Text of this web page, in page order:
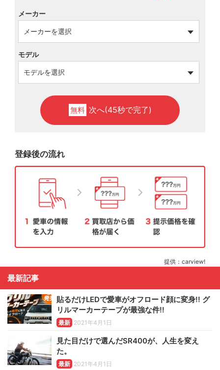
メーカー
モデル
無料 次へ(45秒で完了)
登録後の流れ
提供：carview!
最新記事
貼るだけLEDで愛車がオフロード顔に変身!! グ
リルマーカーテープが最強な件!!
最新 2021年4月1日
見た目だけで選んだSR400が、人生を変え
た。
最新 2021年4月1日